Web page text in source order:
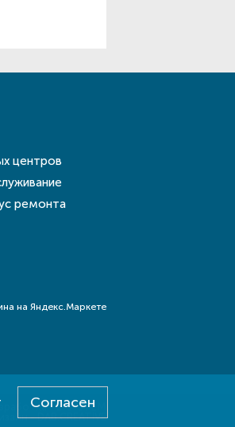
Согласен
центров
ремонта
- E-SYSTEM
- DAB.CREATIVE